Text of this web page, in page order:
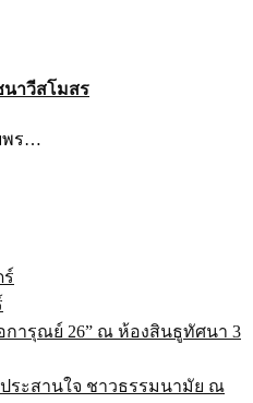
นาวีสโมสร
พร…
การุณย์ 26” ณ ห้องสินธูทัศนา 3
ประสานใจ ชาวธรรมนามัย ณ